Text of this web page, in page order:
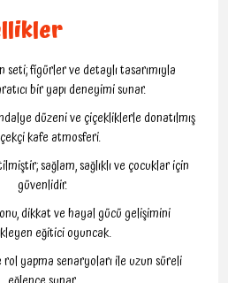
seti; figürler ve detaylı tasarımıyla
bir yapı deneyimi sunar.
düzeni ve çiçekliklerle donatılmış
kafe atmosferi.
sağlam, sağlıklı ve çocuklar için
güvenlidir.
dikkat ve hayal gücü gelişimini
eğitici oyuncak.
yapma senaryoları ile uzun süreli